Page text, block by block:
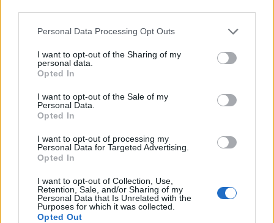
Personal Data Processing Opt Outs
I want to opt-out of the Sharing of my
personal data.
Opted In
I want to opt-out of the Sale of my
Personal Data.
Opted In
I want to opt-out of processing my
Personal Data for Targeted Advertising.
Opted In
I want to opt-out of Collection, Use,
Retention, Sale, and/or Sharing of my
Personal Data that Is Unrelated with the
Purposes for which it was collected.
Opted Out
VAI ALLA VERSIONE CLASSICA
Il materiale (testo, foto e video) consultabile in questo portale è di nostra proprietà.
Alcune foto (screenshot) ed articoli presenti su "Milan Magazine" sono in parte giunti da